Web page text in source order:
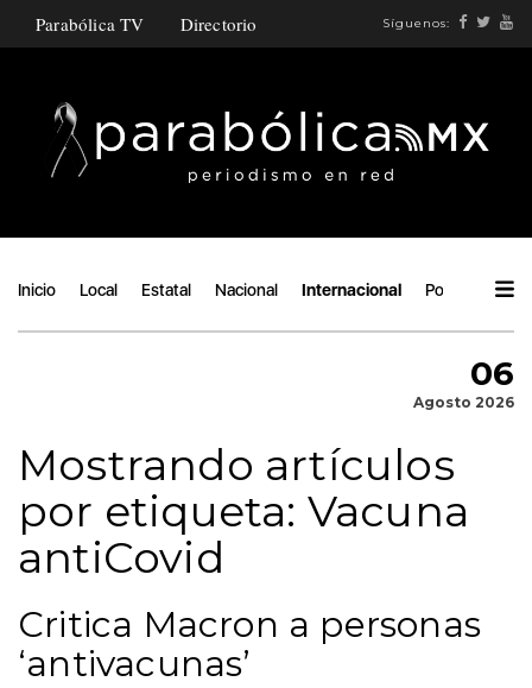
Parabólica TV Directorio Síguenos:
Inicio Local Estatal Nacional Internacional Política
06
Agosto 2026
Mostrando artículos
por etiqueta: Vacuna
antiCovid
Critica Macron a personas
‘antivacunas’